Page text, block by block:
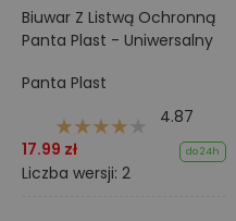
Biuwar Z Listwą Ochronną
Panta Plast - Uniwersalny
Panta Plast
4.87
17.99 zł
do 24h
Liczba wersji: 2